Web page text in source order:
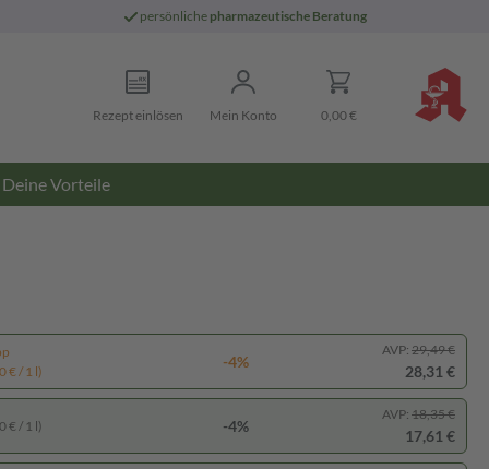
persönliche pharmazeutische Beratung
Rezept einlösen Mein Konto 0,00 €
Deine Vorteile
€ / 1 l)
-4%
AVP: 29,49 €
28,31 €
€ / 1 l) -4%
AVP: 18,35 €
17,61 €